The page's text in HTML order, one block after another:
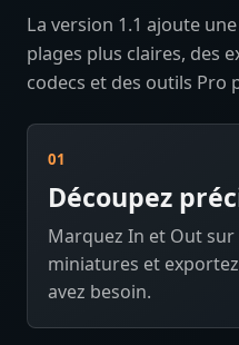
La version 1.1 ajoute
plages plus claires, des
codecs et des outils Pro
01
Découpez
Marquez In et Out
miniatures et
avez besoin.